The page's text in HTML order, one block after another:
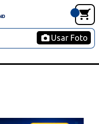
Usar Foto